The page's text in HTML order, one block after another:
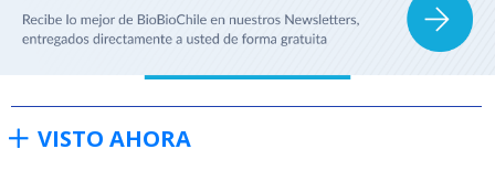
VISTO AHORA